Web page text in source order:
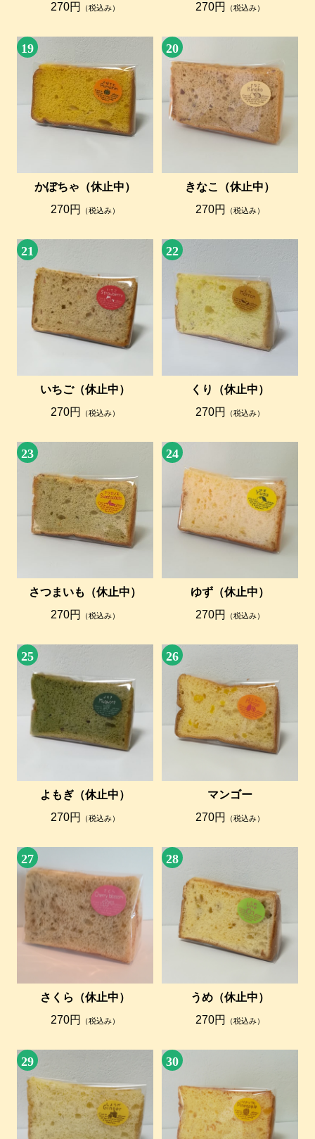
270円
（税込み）
270円
（税込み）
19
かぼちゃ（休止中）
270円
（税込み）
20
きなこ（休止中）
270円
（税込み）
21
いちご（休止中）
270円
（税込み）
22
くり（休止中）
270円
（税込み）
23
さつまいも（休止中）
270円
（税込み）
24
ゆず（休止中）
270円
（税込み）
25
よもぎ（休止中）
270円
（税込み）
26
マンゴー
270円
（税込み）
27
さくら（休止中）
270円
（税込み）
28
うめ（休止中）
270円
（税込み）
29 30